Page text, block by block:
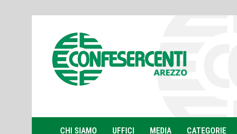
CHI SIAMO UFFICI MEDIA CATEGORIE